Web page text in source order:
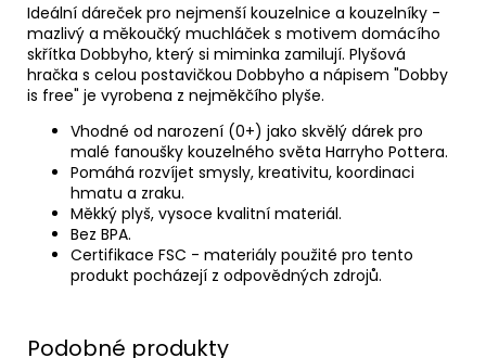
Ideální dáreček pro nejmenší kouzelnice a kouzelníky -
mazlivý a měkoučký muchláček s motivem domácího
skřítka Dobbyho, který si miminka zamilují. Plyšová
hračka s celou postavičkou Dobbyho a nápisem "Dobby
is free" je vyrobena z nejměkčího plyše.
Vhodné od narození (0+) jako skvělý dárek pro
malé fanoušky kouzelného světa Harryho Pottera.
Pomáhá rozvíjet smysly, kreativitu, koordinaci
hmatu a zraku.
Měkký plyš, vysoce kvalitní materiál.
Bez BPA.
Certifikace FSC - materiály použité pro tento
produkt pocházejí z odpovědných zdrojů.
499
Kč